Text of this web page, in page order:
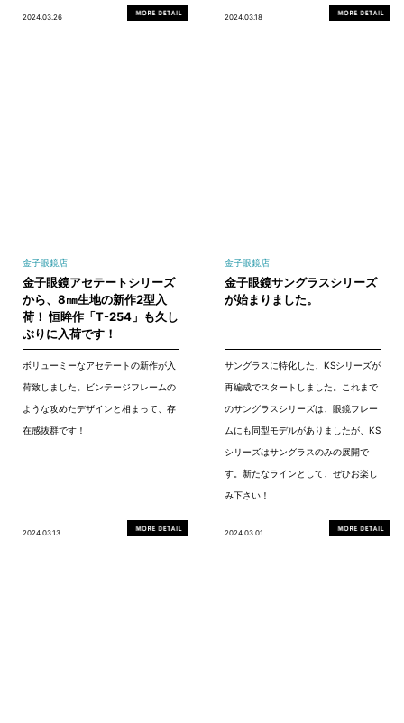
2024.03.26 2024.03.18
金子眼鏡店
金子眼鏡アセテートシリーズ
から、8㎜生地の新作2型入
荷！ 恒眸作「T-254」も久し
ぶりに入荷です！
ボリューミーなアセテートの新作が入
荷致しました。ビンテージフレームの
ような攻めたデザインと相まって、存
在感抜群です！
2024.03.13
金子眼鏡店
金子眼鏡サングラスシリーズ
が始まりました。
サングラスに特化した、KSシリーズが
再編成でスタートしました。これまで
のサングラスシリーズは、眼鏡フレー
ムにも同型モデルがありましたが、KS
シリーズはサングラスのみの展開で
す。新たなラインとして、ぜひお楽し
み下さい！
2024.03.01